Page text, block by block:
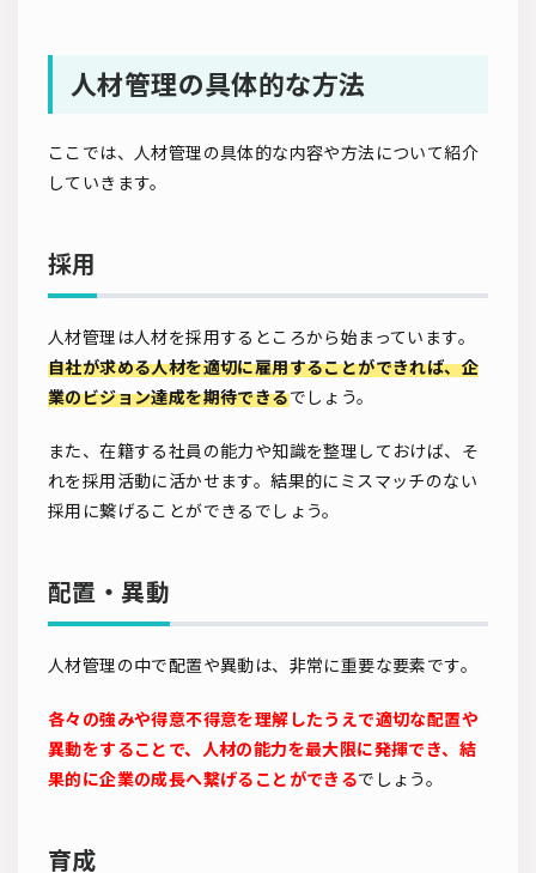
人材管理の具体的な方法
ここでは、人材管理の具体的な内容や方法について紹介
していきます。
採用
人材管理は人材を採用するところから始まっています。
自社が求める人材を適切に雇用することができれば、企
業のビジョン達成を期待できるでしょう。
また、在籍する社員の能力や知識を整理しておけば、そ
れを採用活動に活かせます。結果的にミスマッチのない
採用に繋げることができるでしょう。
配置・異動
人材管理の中で配置や異動は、非常に重要な要素です。
各々の強みや得意不得意を理解したうえで適切な配置や
異動をすることで、人材の能力を最大限に発揮でき、結
果的に企業の成長へ繋げることができるでしょう。
育成